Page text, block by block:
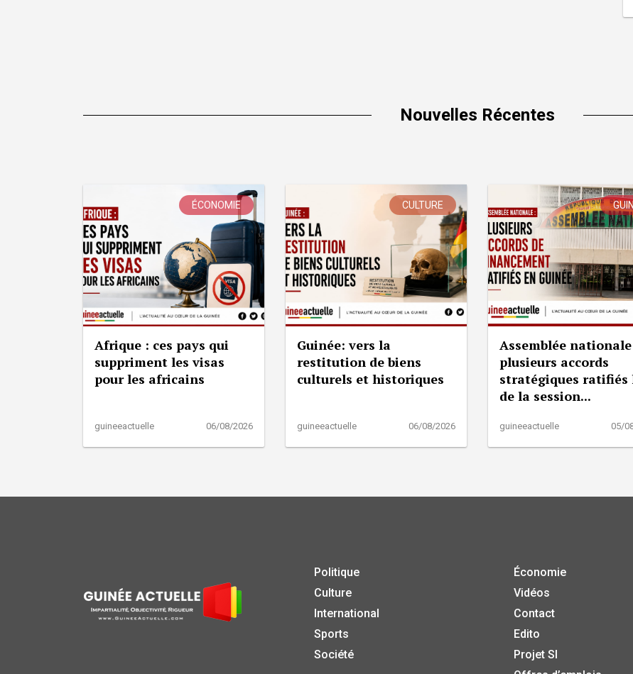
Nouvelles Récentes
ÉCONOMIE
Afrique : ces pays qui
suppriment les visas
pour les africains
guineeactuelle 06/08/2026
CULTURE
Guinée: vers la
restitution de biens
culturels et historiques
guineeactuelle 06/08/2026
Assemblée
plusieurs accords
stratégiques ratifiés
de la session...
guineeactuelle 05/
Politique
Culture
International
Sports
Société
Économie
Vidéos
Contact
Edito
Projet SI